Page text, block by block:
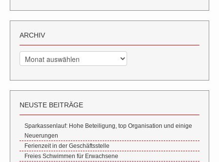
ARCHIV
Archiv
NEUSTE BEITRÄGE
Sparkassenlauf: Hohe Beteiligung, top Organisation und einige
Neuerungen
Ferienzeit in der Geschäftsstelle
Freies Schwimmen für Erwachsene